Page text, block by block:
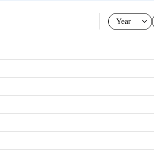
Year